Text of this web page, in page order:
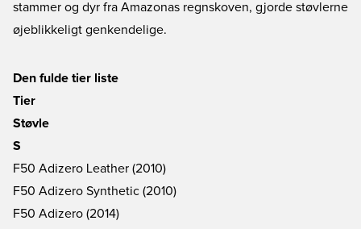
stammer og dyr fra Amazonas regnskoven, gjorde støvlerne
øjeblikkeligt genkendelige.
Den fulde tier liste
Tier
Støvle
S
F50 Adizero Leather (2010)
F50 Adizero Synthetic (2010)
F50 Adizero (2014)